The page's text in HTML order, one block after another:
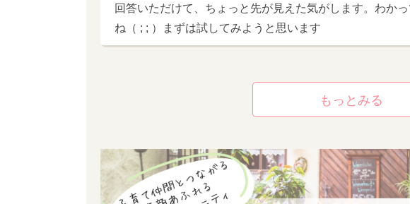
回答いただけて、ちょっと先が見えた気がします。わか
ね（ ; ; ）まずは試してみようと思います
もっとみる